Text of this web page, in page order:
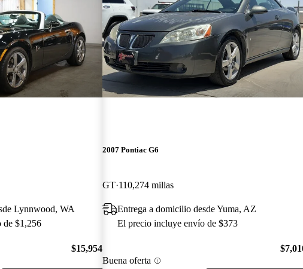
Lynnwood, WA
de $1,256
$15,954
2007 Pontiac G6
GT 110,274 millas
Entrega a domicilio desde Yuma, AZ
El precio incluye envío de $373
Buena oferta